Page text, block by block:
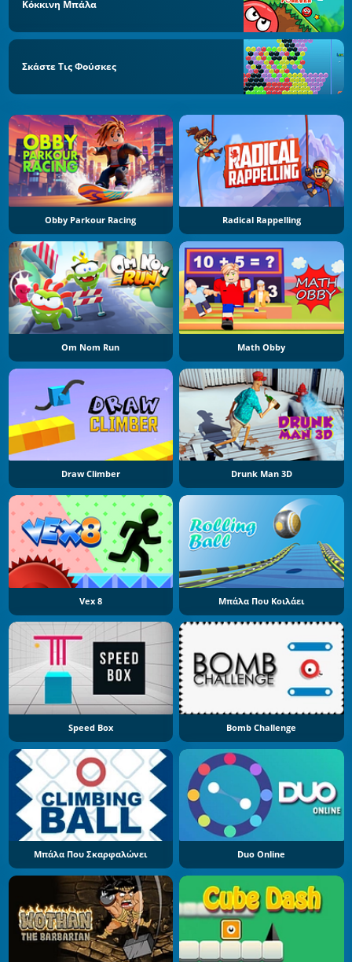
Κόκκινη Μπάλα
Σκάστε Τις Φούσκες
Obby Parkour Racing Radical Rappelling
Om Nom Run Math Obby
Draw Climber Drunk Man 3D
Vex 8 Μπάλα Που Κοιλάει
Speed Box Bomb Challenge
Μπάλα Που Σκαρφαλώνει Duo Online